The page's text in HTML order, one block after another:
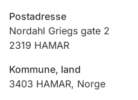
Ektepaktveileder
Postadresse
Nordahl Griegs gate 2
2319 HAMAR
Kommune, land
3403 HAMAR, Norge